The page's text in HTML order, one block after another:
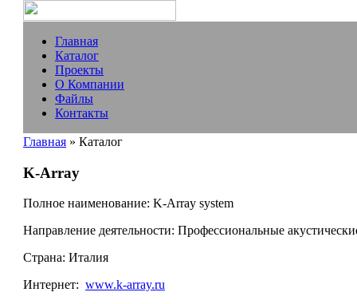
Главная
Каталог
Проекты
О Компании
Файлы
Контакты
Главная » Каталог
K-Array
Полное наименование: K-Array system
Направление деятельности: Профессиональные
Страна: Италия
Интернет: www.k-array.ru